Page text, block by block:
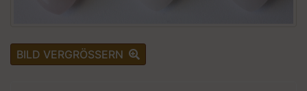
BILD VERGRÖSSERN